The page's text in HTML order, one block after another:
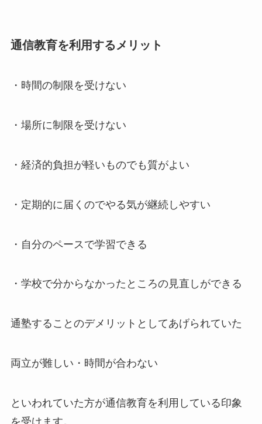
通信教育を利用するメリット
・時間の制限を受けない
・場所に制限を受けない
・経済的負担が軽いものでも質がよい
・定期的に届くのでやる気が継続しやすい
・自分のペースで学習できる
・学校で分からなかったところの見直しができる
通塾することのデメリットとしてあげられていた
両立が難しい・時間が合わない
といわれていた方が通信教育を利用している印象
を受けます。